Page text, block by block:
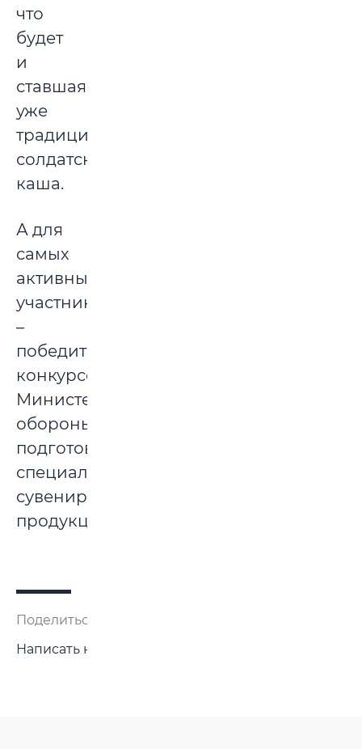
что
будет
и
ставшая
уже
традицией
солдатская
каша.
А для
самых
активных
участников
–
победителей
конкурсов
Министерство
обороны
подготовило
специальную
сувенирную
продукцию.
Поделиться:
Написать нам